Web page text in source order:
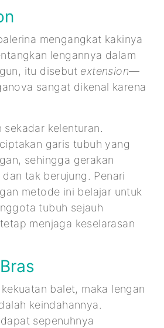
mengangkat kakinya
lengannya dalam
itu disebut extension—
sangat dikenal karena
sekadar kelenturan.
garis tubuh yang
sehingga gerakan
tak berujung. Penari
metode ini belajar untuk
tubuh sejauh
menjaga keselarasan
balet, maka lengan
keindahannya.
sepenuhnya